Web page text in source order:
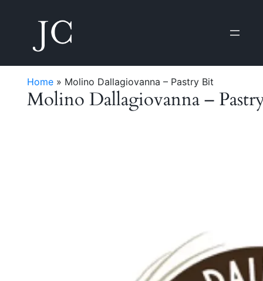
Home » Molino Dallagiovanna – Pastry Bit
Molino Dallagiovanna –